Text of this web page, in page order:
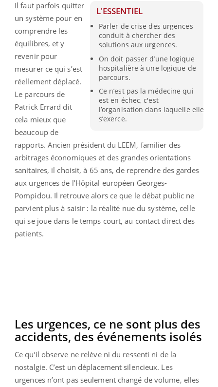
L'ESSENTIEL
Parler de crise des urgences
conduit à chercher des
solutions aux urgences.
On doit passer d’une logique
hospitalière à une logique de
parcours.
Ce n’est pas la médecine qui
est en échec, c'est
l’organisation dans laquelle elle
s’exerce.
Il faut parfois quitter
un système pour en
comprendre les
équilibres, et y
revenir pour
mesurer ce qui s’est
réellement déplacé.
Le parcours de
Patrick Errard dit
cela mieux que
beaucoup de
rapports. Ancien président du LEEM, familier des
arbitrages économiques et des grandes orientations
sanitaires, il choisit, à 65 ans, de reprendre des gardes
aux urgences de l’Hôpital européen Georges-
Pompidou. Il retrouve alors ce que le débat public ne
parvient plus à saisir : la réalité nue du système, celle
qui se joue dans le temps court, au contact direct des
patients.
Les urgences, ce ne sont plus des
accidents, des événements isolés
Ce qu’il observe ne relève ni du ressenti ni de la
nostalgie. C’est un déplacement silencieux. Les
urgences n’ont pas seulement changé de volume, elles